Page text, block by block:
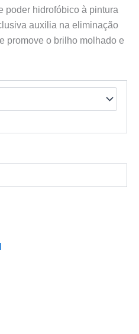
poder hidrofóbico à pintura
auxilia na eliminação
promove o brilho molhado e